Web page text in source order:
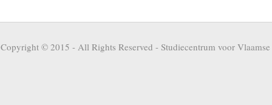
Copyright © 2015 - All Rights Reserved - Studiecentrum voor